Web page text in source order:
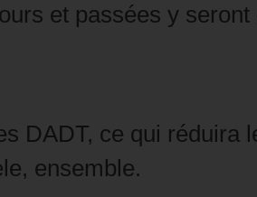
et passées y
DADT, ce qui
ensemble.